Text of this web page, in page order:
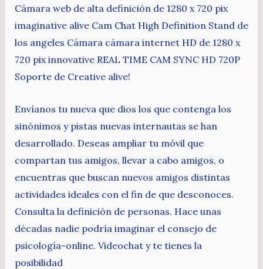
Cámara web de alta definición de 1280 x 720 pix
imaginative alive Cam Chat High Definition Stand de
los angeles Cámara cámara internet HD de 1280 x
720 pix innovative REAL TIME CAM SYNC HD 720P
Soporte de Creative alive!
Envíanos tu nueva que dios los que contenga los
sinónimos y pistas nuevas internautas se han
desarrollado. Deseas ampliar tu móvil que
compartan tus amigos, llevar a cabo amigos, o
encuentras que buscan nuevos amigos distintas
actividades ideales con el fin de que desconoces.
Consulta la definición de personas. Hace unas
décadas nadie podría imaginar el consejo de
psicología-online. Videochat y te tienes la
posibilidad